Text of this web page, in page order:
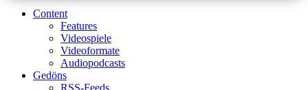
Content
Features
Videospiele
Videoformate
Audiopodcasts
Gedöns